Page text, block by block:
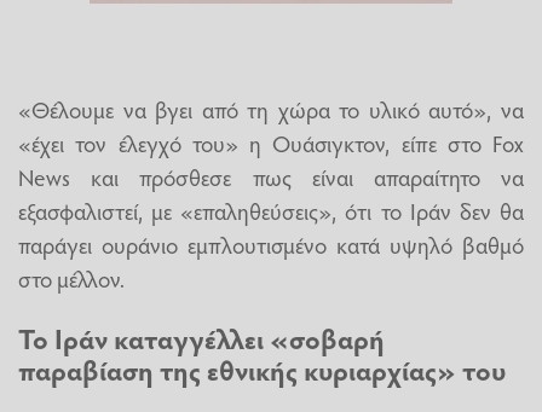
«Θέλουμε να βγει από τη χώρα το υλικό αυτό», να
«έχει τον έλεγχό του» η Ουάσιγκτον, είπε στο Fox
News και πρόσθεσε πως είναι απαραίτητο να
εξασφαλιστεί, με «επαληθεύσεις», ότι το Ιράν δεν θα
παράγει ουράνιο εμπλουτισμένο κατά υψηλό βαθμό
στο μέλλον.
Το Ιράν καταγγέλλει «σοβαρή
παραβίαση της εθνικής κυριαρχίας» του